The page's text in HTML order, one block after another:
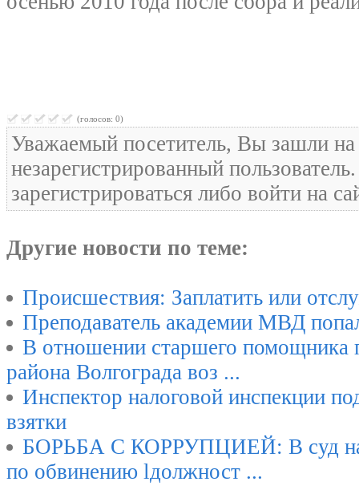
(голосов: 0)
Уважаемый посетитель, Вы зашли на
незарегистрированный
зарегистрироваться либо войти на
Другие новости по теме:
Происшествия: Заплатить или
Преподаватель академии МВД
В отношении старшего помощника
района Волгограда воз ...
Инспектор налоговой инспекции
взятки
БОРЬБА С КОРРУПЦИЕЙ: В суд
по обвинению lдолжност ...